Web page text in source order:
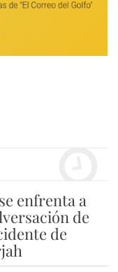
enfrenta a
de
de